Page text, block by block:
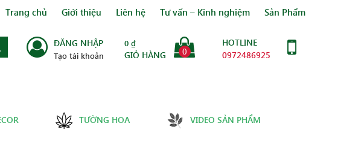
Trang chủ Giới thiệu Liên hệ Tư vấn – Kinh nghiệm Sản Phẩm
ĐĂNG NHẬP
Tạo tài khoản
0 ₫
GIỎ HÀNG 0
HOTLINE
0972486925
TƯỜNG HOA VIDEO SẢN PHẨM